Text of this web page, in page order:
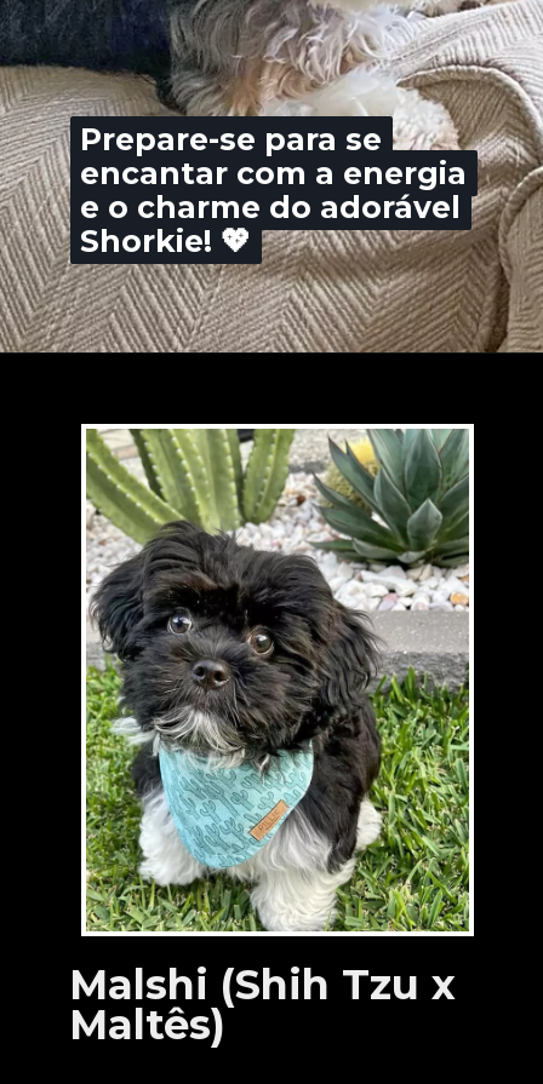
Prepare-se para se
encantar com a energia
e o charme do adorável
Shorkie! 💖
Prepare-se para se
encantar com a energia
e o charme do adorável
Shorkie! 💖
Malshi (Shih Tzu x
Maltês)